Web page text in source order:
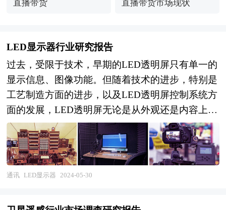
直播带货 直播带货市场现状
LED显示器行业研究报告
过去，受限于技术，早期的LED透明屏只有单一的
显示信息、图像功能。但随着技术的进步，特别是
工艺制造方面的进步，以及LED透明屏控制系统方
面的发展，LED透明屏无论是从外观还是内容上都
有了很大的突破与发展。 现今，在技术上，3D显
示、VR（虚拟现实）等新技术，正被引入到LED
透明屏的应用中来，从而很大地丰富，或者说改变
了LED透明屏最初的表现形式。LED透明屏因此也
通讯 LED显示器 2024-05-30